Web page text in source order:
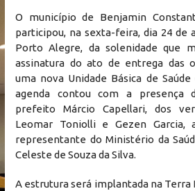
O município de Benjamin
participou, na sexta-feira, dia 24 de
Porto Alegre, da solenidade que
assinatura do ato de entrega das
uma nova Unidade Básica de Saúde
agenda contou com a presença
prefeito Márcio Capellari, dos
Leomar Toniolli e Gezen Garcia,
representante do Ministério da
Celeste de Souza da Silva.
A estrutura será implantada na Terra